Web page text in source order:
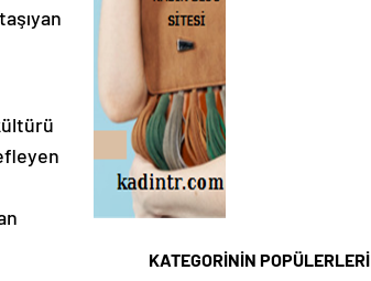
KATEGORİNİN POPÜLERLERİ